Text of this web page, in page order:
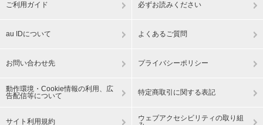
ご利用ガイド 必ずお読みください
au IDについて よくあるご質問
お問い合わせ先 プライバシーポリシー
動作環境・Cookie情報の利用、広
告配信等について
特定商取引に関する表記
サイト利用規約
ウェブアクセシビリティの取り組